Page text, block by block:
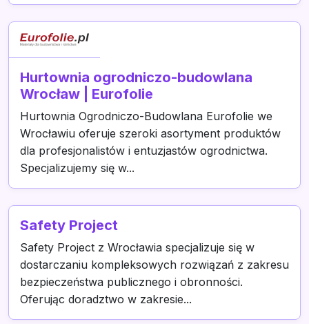
Hurtownia ogrodniczo-budowlana
Wrocław | Eurofolie
Hurtownia Ogrodniczo-Budowlana Eurofolie we
Wrocławiu oferuje szeroki asortyment produktów
dla profesjonalistów i entuzjastów ogrodnictwa.
Specjalizujemy się w...
Safety Project
Safety Project z Wrocławia specjalizuje się w
dostarczaniu kompleksowych rozwiązań z zakresu
bezpieczeństwa publicznego i obronności.
Oferując doradztwo w zakresie...